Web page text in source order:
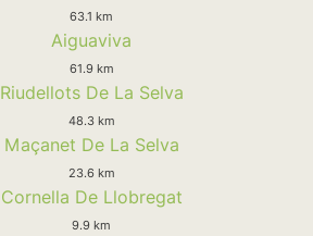
63.1 km
Aiguaviva
61.9 km
Riudellots De La Selva
48.3 km
Maçanet De La Selva
23.6 km
Cornella De Llobregat
9.9 km